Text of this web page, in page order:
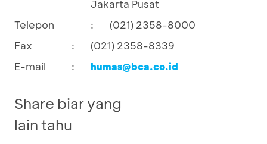
Jakarta Pusat
Telepon
:
(021) 2358-8000
Fax
:
(021) 2358-8339
E-mail
: humas@bca.co.id
Share biar yang
lain tahu